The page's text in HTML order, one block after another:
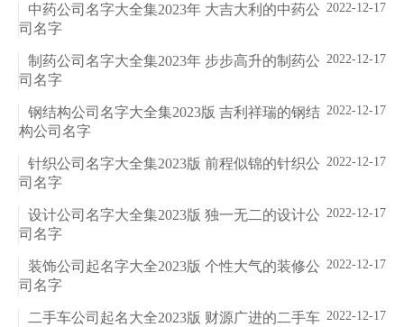
2022-12-17
中药公司名字大全集2023年 大吉大利的中药公
司名字
2022-12-17
制药公司名字大全集2023年 步步高升的制药公
司名字
2022-12-17
钢结构公司名字大全集2023版 吉利祥瑞的钢结
构公司名字
2022-12-17
针织公司名字大全集2023版 前程似锦的针织公
司名字
2022-12-17
设计公司名字大全集2023版 独一无二的设计公
司名字
2022-12-17
装饰公司起名字大全2023版 个性大气的装修公
司名字
2022-12-17
二手车公司起名大全2023版 财源广进的二手车